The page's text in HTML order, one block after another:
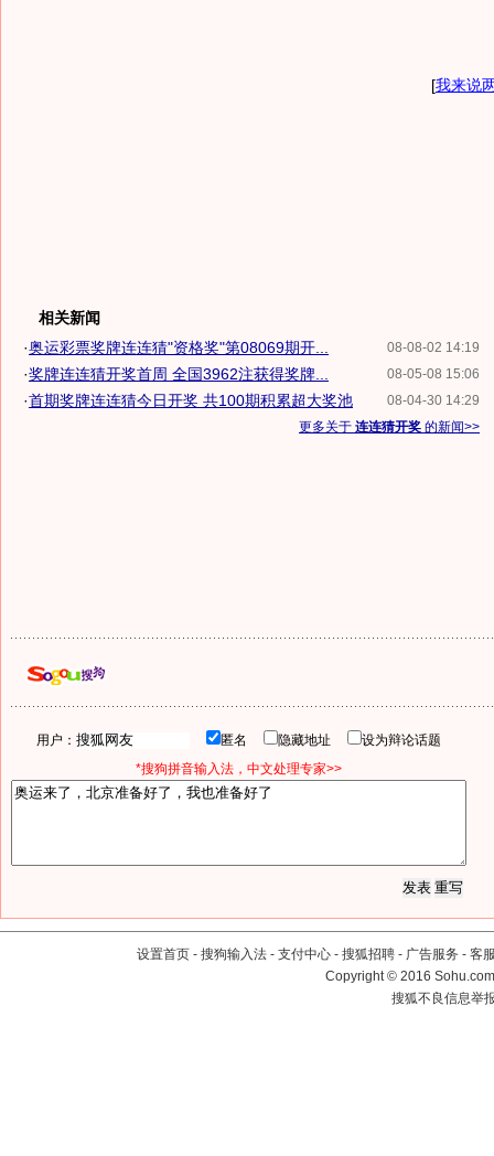
[我来说
相关新闻
08-08-02 14:19
·奥运彩票奖牌连连猜"资格奖"第08069期开...
08-05-08 15:06
·奖牌连连猜开奖首周 全国3962注获得奖牌...
08-04-30 14:29
·首期奖牌连连猜今日开奖 共100期积累超大奖池
更多关于 连连猜开奖 的新闻>>
用户： 匿名 隐藏地址
设为辩论话题
*搜狗拼音输入法，中文处理专家>>
设置首页 - 搜狗输入法 - 支付中心 - 搜狐招聘 - 广告服务 - 客
Copyright©2016
搜狐不良信息举